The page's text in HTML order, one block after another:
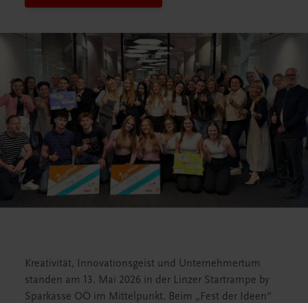
Kreativität, Innovationsgeist und Unternehmertum
standen am 13. Mai 2026 in der Linzer Startrampe by
Sparkasse OÖ im Mittelpunkt. Beim „Fest der Ideen“